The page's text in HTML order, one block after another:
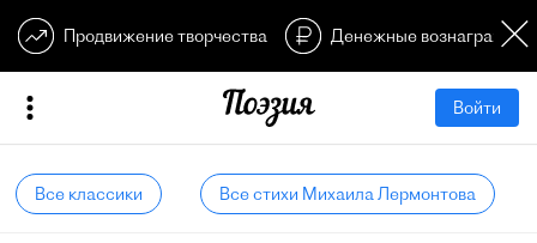
Продвижение творчества Денежные
Войти
Все классики Все стихи Михаила Лермонтова